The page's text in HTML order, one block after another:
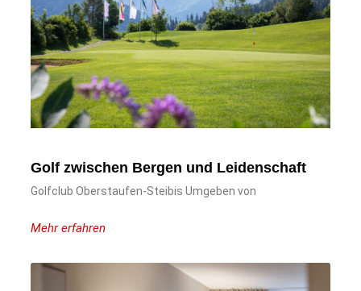
Golf zwischen Bergen und Leidenschaft
Golfclub Oberstaufen-Steibis Umgeben von
Mehr erfahren